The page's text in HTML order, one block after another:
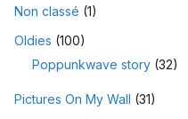
Non classé (1)
Oldies (100)
Poppunkwave story (32)
Pictures On My Wall (31)